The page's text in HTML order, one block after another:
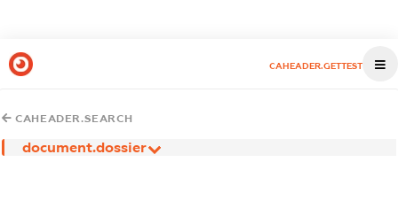
CAHEADER.GETTEST
CAHEADER.SEARCH
document.dossier